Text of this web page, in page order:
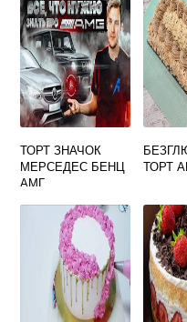
ТОРТ ЗНАЧОК
МЕРСЕДЕС БЕНЦ
АМГ
ТОРТ